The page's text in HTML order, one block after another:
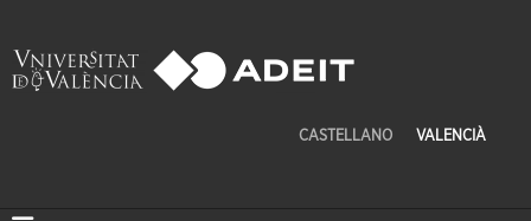
CASTELLANO VALENCIÀ